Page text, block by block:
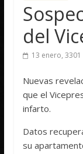
del
13 enero, 3301
Nuevas
que el
infarto.
Datos
su